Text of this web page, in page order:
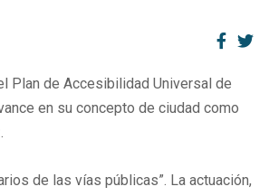
Plan de Accesibilidad Universal de
en su concepto de ciudad como
de las vías públicas”. La actuación,